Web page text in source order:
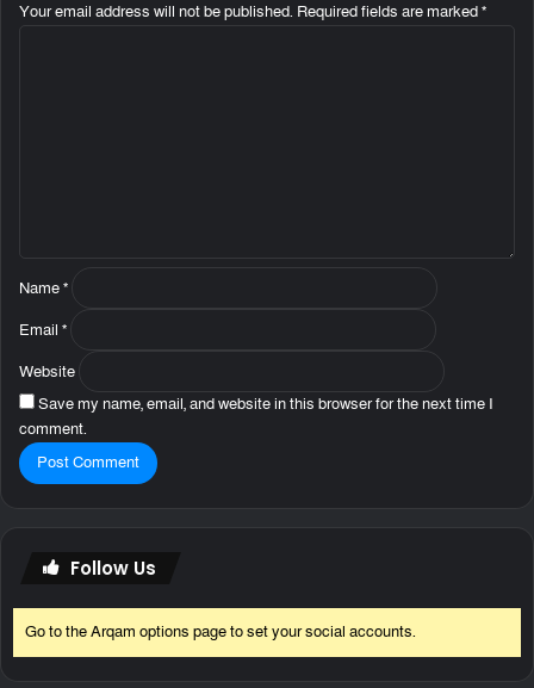
Your email address will not be published. Required fields are marked*
Name*
Email *
Website
Save my name, email, and website in this browser for the next time I
comment.
Follow Us
Go to the Arqam options page to set your social accounts.